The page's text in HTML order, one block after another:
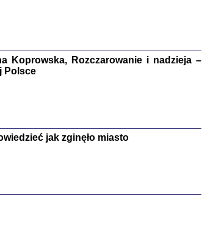
PISZĄCY TE SŁOWA JEST PRACOWNIKIEM
GETTOWEJ INSTYTUCJI ...
'z Dziennika' i inne pisma z łódzkiego getta
tłum. z jidysz, oprac. i wstęp. Monika Polit
GAZETĘ NIEMIECKĄ ...
Koprowska, Rozczarowanie i nadzieja –
Polsce
jak zginęło miasto